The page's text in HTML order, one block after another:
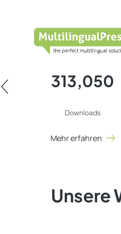
313,050
Downloads
Mehr erfahren
Unsere